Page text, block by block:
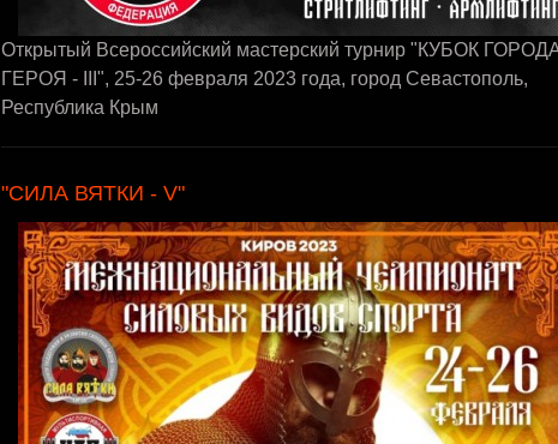
Открытый Всероссийский мастерский турнир "КУБОК
ГЕРОЯ - III", 25-26 февраля 2023 года, город Севастополь,
Республика Крым
"СИЛА ВЯТКИ - V"